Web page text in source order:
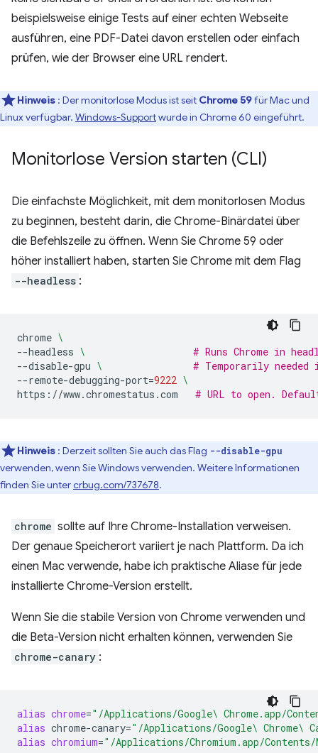
beispielsweise einige Tests auf einer echten Webseite
ausführen, eine PDF-Datei davon erstellen oder einfach
prüfen, wie der Browser eine URL rendert.
Hinweis : Der monitorlose Modus ist seit Chrome 59für Mac und
Linux verfügbar. Windows-Supportwurde in Chrome 60 eingeführt.
Monitorlose Version starten (CLI)
Die einfachste Möglichkeit, mit dem monitorlosen Modus
zu beginnen, besteht darin, die Chrome-Binärdatei über
die Befehlszeile zu öffnen. Wenn Sie Chrome 59 oder
höher installiert haben, starten Sie Chrome mit dem Flag
--headless :
chrome \
--headless \
# Runs Chrome in
--disable-gpu \
# Temporarily needed
--remote-debugging-port=9222 \
https://www.chromestatus.com
# URL to open.
Hinweis : Derzeit sollten Sie auch das Flag --disable-gpu
verwenden, wenn Sie Windows verwenden. Weitere Informationen
finden Sie untercrbug.com/737678.
chrome sollte auf Ihre Chrome-Installation verweisen.
Der genaue Speicherort variiert je nach Plattform. Da ich
einen Mac verwende, habe ich praktische Aliase für jede
installierte Chrome-Version erstellt.
Wenn Sie die stabile Version von Chrome verwenden und
die Beta-Version nicht erhalten können, verwenden Sie
chrome-canary :
alias chrome="/Applications/Google\ Chrome.app/
alias chrome-canary="/Applications/Google\ Chrome\
alias chromium="/Applications/Chromium.app/Contents/